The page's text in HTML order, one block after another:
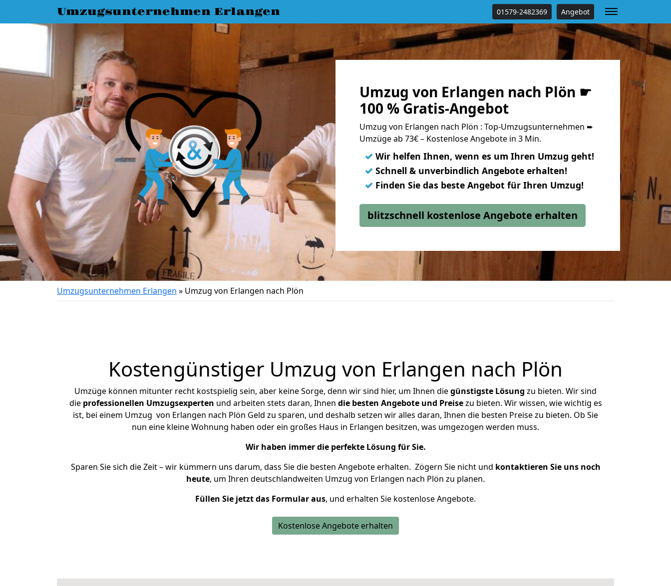
Umzugsunternehmen Erlangen 01579-2482369 Angebot
Umzug von Erlangen nach Plön ☛
100 % Gratis-Angebot
Umzug von Erlangen nach Plön : Top-Umzugsunternehmen ➨
Umzüge ab 73€ – Kostenlose Angebote in 3 Min.
✓ Wir helfen Ihnen, wenn es um Ihren Umzug geht!
✓ Schnell & unverbindlich Angebote erhalten!
✓ Finden Sie das beste Angebot für Ihren Umzug!
blitzschnell kostenlose Angebote erhalten
Umzugsunternehmen Erlangen » Umzug von Erlangen nach Plön
Kostengünstiger Umzug von Erlangen nach Plön
Umzüge können mitunter recht kostspielig sein, aber keine Sorge, denn wir sind hier, um Ihnen diegünstigste Lösung zu bieten. Wir sind
die professionellen Umzugsexperten und arbeiten stets daran, Ihnen die besten Angebote und Preisezu bieten. Wir wissen, wie wichtig es
ist, bei einem Umzug von Erlangen nach Plön Geld zu sparen, und deshalb setzen wir alles daran, Ihnen die besten Preise zu bieten. Ob Sie
nun eine kleine Wohnung haben oder ein großes Haus in Erlangen besitzen, was umgezogen werden muss.
Wir haben immer die perfekte Lösung für Sie.
Sparen Sie sich die Zeit – wir kümmern uns darum, dass Sie die besten Angebote erhalten. Zögern Sie nicht und kontaktieren Sie uns noch
heute, um Ihren deutschlandweiten Umzug von Erlangen nach Plön zu planen.
Füllen Sie jetzt das Formular aus, und erhalten Sie kostenlose Angebote.
Kostenlose Angebote erhalten